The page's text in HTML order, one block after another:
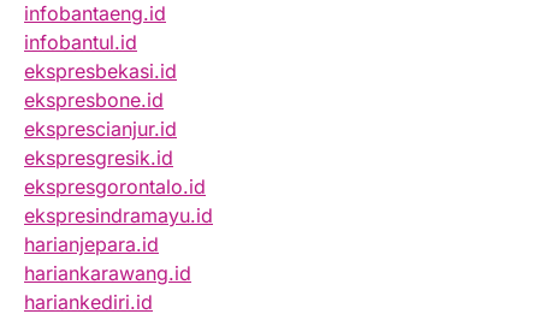
infobantaeng.id
infobantul.id
ekspresbekasi.id
ekspresbone.id
eksprescianjur.id
ekspresgresik.id
ekspresgorontalo.id
ekspresindramayu.id
harianjepara.id
hariankarawang.id
hariankediri.id